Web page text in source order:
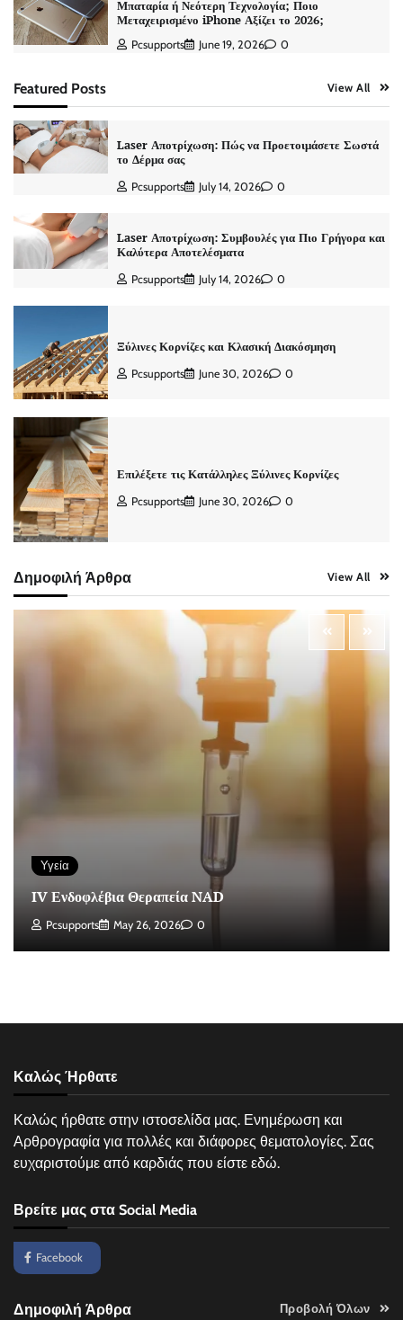
Μπαταρία ή Νεότερη Τεχνολογία; Ποιο
Μεταχειρισμένο iPhone Αξίζει το 2026;
Pcsupports June 19, 2026 0
Featured Posts View All
Laser Αποτρίχωση: Πώς να Προετοιμάσετε Σωστά
το Δέρμα σας
Pcsupports July 14, 2026 0
Laser Αποτρίχωση: Συμβουλές για Πιο Γρήγορα και
Καλύτερα Αποτελέσματα
Pcsupports July 14, 2026 0
Ξύλινες Κορνίζες και Κλασική Διακόσμηση
Pcsupports June 30, 2026 0
Επιλέξετε τις Κατάλληλες Ξύλινες Κορνίζες
Pcsupports June 30, 2026 0
Δημοφιλή Άρθρα View All
Υγεία
IV Ενδοφλέβια Θεραπεία NAD
Pcsupports May 26, 2026 0
Καλώς Ήρθατε
Καλώς ήρθατε στην ιστοσελίδα μας. Ενημέρωση και
Αρθρογραφία για πολλές και διάφορες θεματολογίες. Σας
ευχαριστούμε από καρδιάς που είστε εδώ.
Βρείτε μας στα Social Media
Facebook
Δημοφιλή Άρθρα Προβολή Όλων